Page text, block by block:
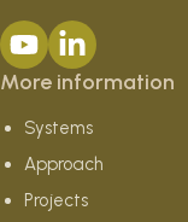
More information
Systems
Approach
Projects